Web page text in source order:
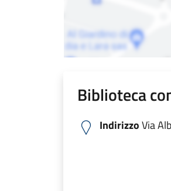
Biblioteca
IndirizzoVia